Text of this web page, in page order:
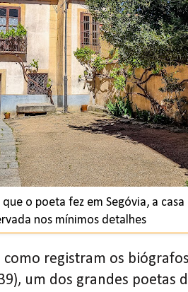
o poeta fez em Segóvia, a
nos mínimos detalhes
como registram os
um dos grandes poetas